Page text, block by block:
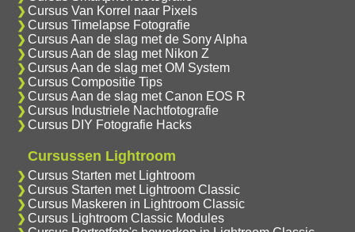
Cursus Van Korrel naar Pixels
Cursus Timelapse Fotografie
Cursus Aan de slag met de Sony Alpha
Cursus Aan de slag met Nikon Z
Cursus Aan de slag met OM System
Cursus Compositie Tips
Cursus Aan de slag met Canon EOS R
Cursus Industriele Nachtfotografie
Cursus DIY Fotografie Hacks
Cursussen Lightroom
Cursus Starten met Lightroom
Cursus Starten met Lightroom Classic
Cursus Maskeren in Lightroom Classic
Cursus Lightroom Classic Modules